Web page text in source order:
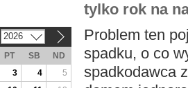
tylko rok na
Problem ten
spadku, o co
spadkodawca
2026
PT SB
ND
3 4
5